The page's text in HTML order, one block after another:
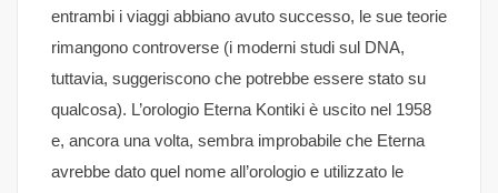
entrambi i viaggi abbiano avuto successo, le sue teorie
rimangono controverse (i moderni studi sul DNA,
tuttavia, suggeriscono che potrebbe essere stato su
qualcosa). L’orologio Eterna Kontiki è uscito nel 1958
e, ancora una volta, sembra improbabile che Eterna
avrebbe dato quel nome all’orologio e utilizzato le